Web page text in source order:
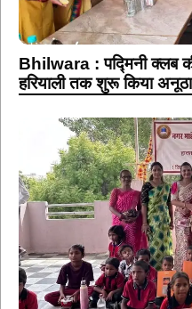
Bhilwara : पद्मिनी क्लब
हरियाली तक शुरू किया